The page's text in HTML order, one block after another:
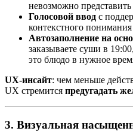
невозможно
Голосовой ввод с
контекстного
Автозаполнение на
заказываете суши в
это блюдо в нужное
UX-инсайт: чем меньше
UX стремится предугадать
3. Визуальная